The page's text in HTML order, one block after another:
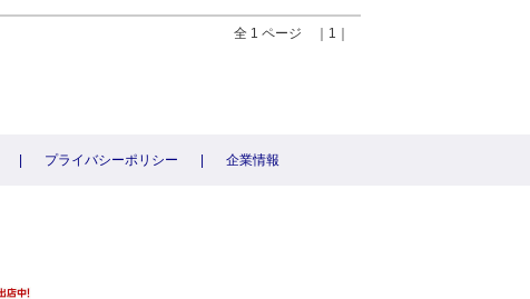
全 1 ページ ｜1｜
プライバシーポリシー 企業情報